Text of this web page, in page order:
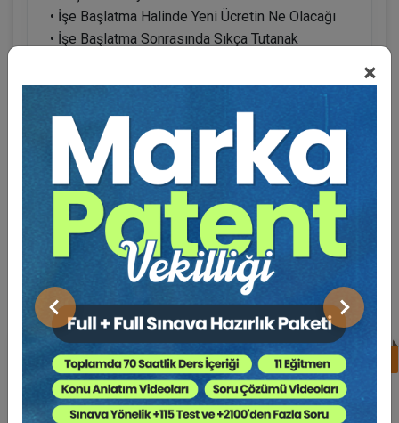
×
Önceki Sonraki
• İşe Başlatma Halinde Yeni Ücretin Ne Olacağı
• İşe Başlatma Sonrasında Sıkça Tutanak
BENZER EĞITIMLER
Süper Abone Ol: Sadece 1290 TL / Aylık
Av. Ahmet EVCİMEN